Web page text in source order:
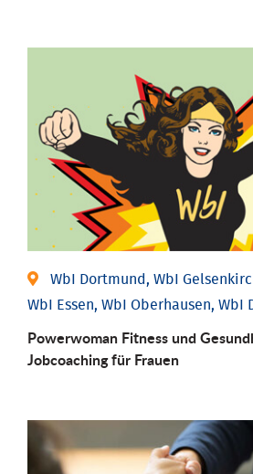
WbI Dortmund, WbI
WbI Essen, WbI Oberhausen, WbI
Powerwoman Fitness und
Job­coaching für Frauen